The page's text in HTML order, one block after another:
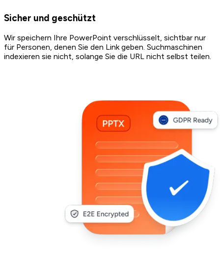
Sicher und geschützt
Wir speichern Ihre PowerPoint verschlüsselt, sichtbar nur
für Personen, denen Sie den Link geben. Suchmaschinen
indexieren sie nicht, solange Sie die URL nicht selbst teilen.